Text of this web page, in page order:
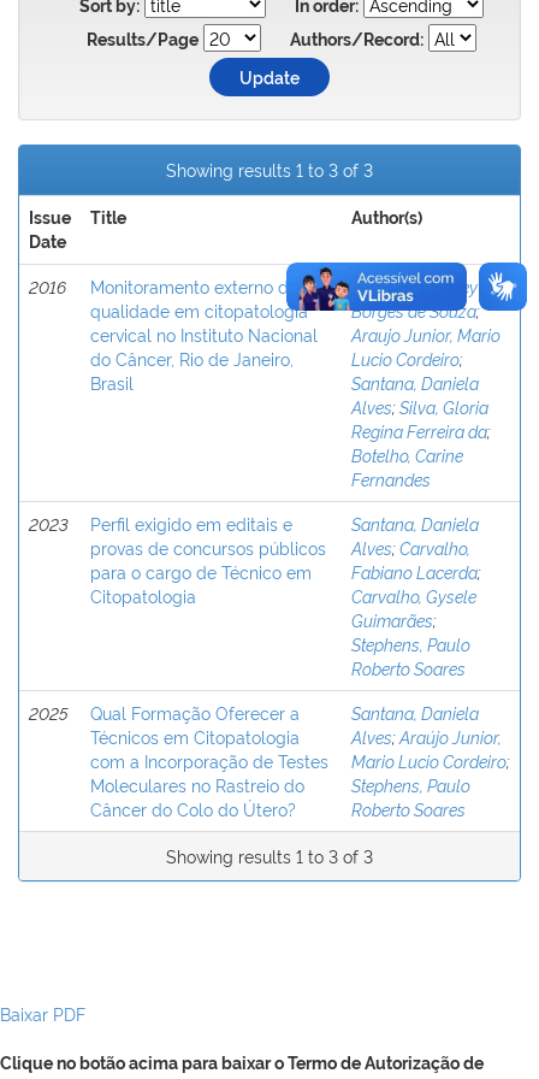
Sort by:
In order:
Results/Page
Authors/Record:
Showing results 1 to 3 of 3
Issue
Date
Title Author(s)
2016
Monitoramento externo da
qualidade em citopatologia
cervical no Instituto Nacional
do Câncer, Rio de Janeiro,
Brasil
Quintana, Shirley
Borges de Souza;
Araujo Junior, Mario
Lucio Cordeiro;
Santana, Daniela
Alves;Silva, Gloria
Regina Ferreira da;
Botelho, Carine
Fernandes
2023
Perfil exigido em editais e
provas de concursos públicos
para o cargo de Técnico em
Citopatologia
Santana, Daniela
Alves;Carvalho,
Fabiano Lacerda;
Carvalho, Gysele
Guimarães;
Stephens, Paulo
Roberto Soares
2025
Qual Formação Oferecer a
Técnicos em Citopatologia
com a Incorporação de Testes
Moleculares no Rastreio do
Câncer do Colo do Útero?
Santana, Daniela
Alves;Araújo Junior,
Mario Lucio Cordeiro;
Stephens, Paulo
Roberto Soares
Showing results 1 to 3 of 3
Baixar PDF
Clique no botão acima para baixar o Termo de Autorização de